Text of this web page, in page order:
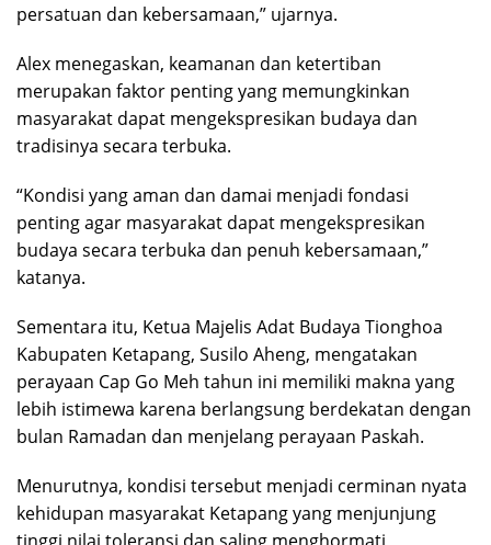
persatuan dan kebersamaan,” ujarnya.
Alex menegaskan, keamanan dan ketertiban
merupakan faktor penting yang memungkinkan
masyarakat dapat mengekspresikan budaya dan
tradisinya secara terbuka.
“Kondisi yang aman dan damai menjadi fondasi
penting agar masyarakat dapat mengekspresikan
budaya secara terbuka dan penuh kebersamaan,”
katanya.
Sementara itu, Ketua Majelis Adat Budaya Tionghoa
Kabupaten Ketapang, Susilo Aheng, mengatakan
perayaan Cap Go Meh tahun ini memiliki makna yang
lebih istimewa karena berlangsung berdekatan dengan
bulan Ramadan dan menjelang perayaan Paskah.
Menurutnya, kondisi tersebut menjadi cerminan nyata
kehidupan masyarakat Ketapang yang menjunjung